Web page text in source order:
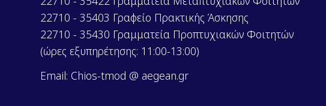
22710 - 35403 Γραφείο Πρακτικής Άσκησης
22710 - 35430 Γραμματεία Προπτυχιακών Φοιτητών
(ώρες εξυπηρέτησης: 11:00-13:00)
Email: Chios-tmod @ aegean.gr